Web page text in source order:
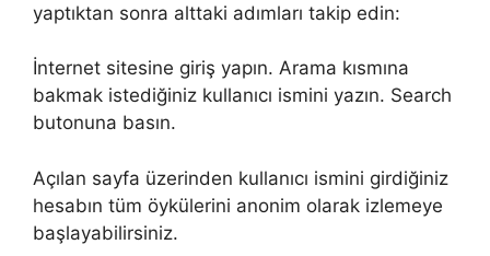
yaptıktan sonra alttaki adımları takip edin:
İnternet sitesine giriş yapın. Arama kısmına
bakmak istediğiniz kullanıcı ismini yazın. Search
butonuna basın.
Açılan sayfa üzerinden kullanıcı ismini girdiğiniz
hesabın tüm öykülerini anonim olarak izlemeye
başlayabilirsiniz.